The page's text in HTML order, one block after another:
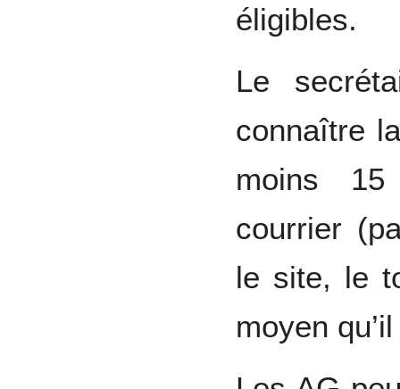
éligibles.
Le
connaître
moins
courrier
le site, le
moyen